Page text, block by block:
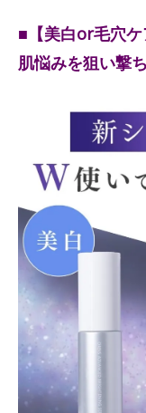
■【美白or毛穴
肌悩みを狙い撃